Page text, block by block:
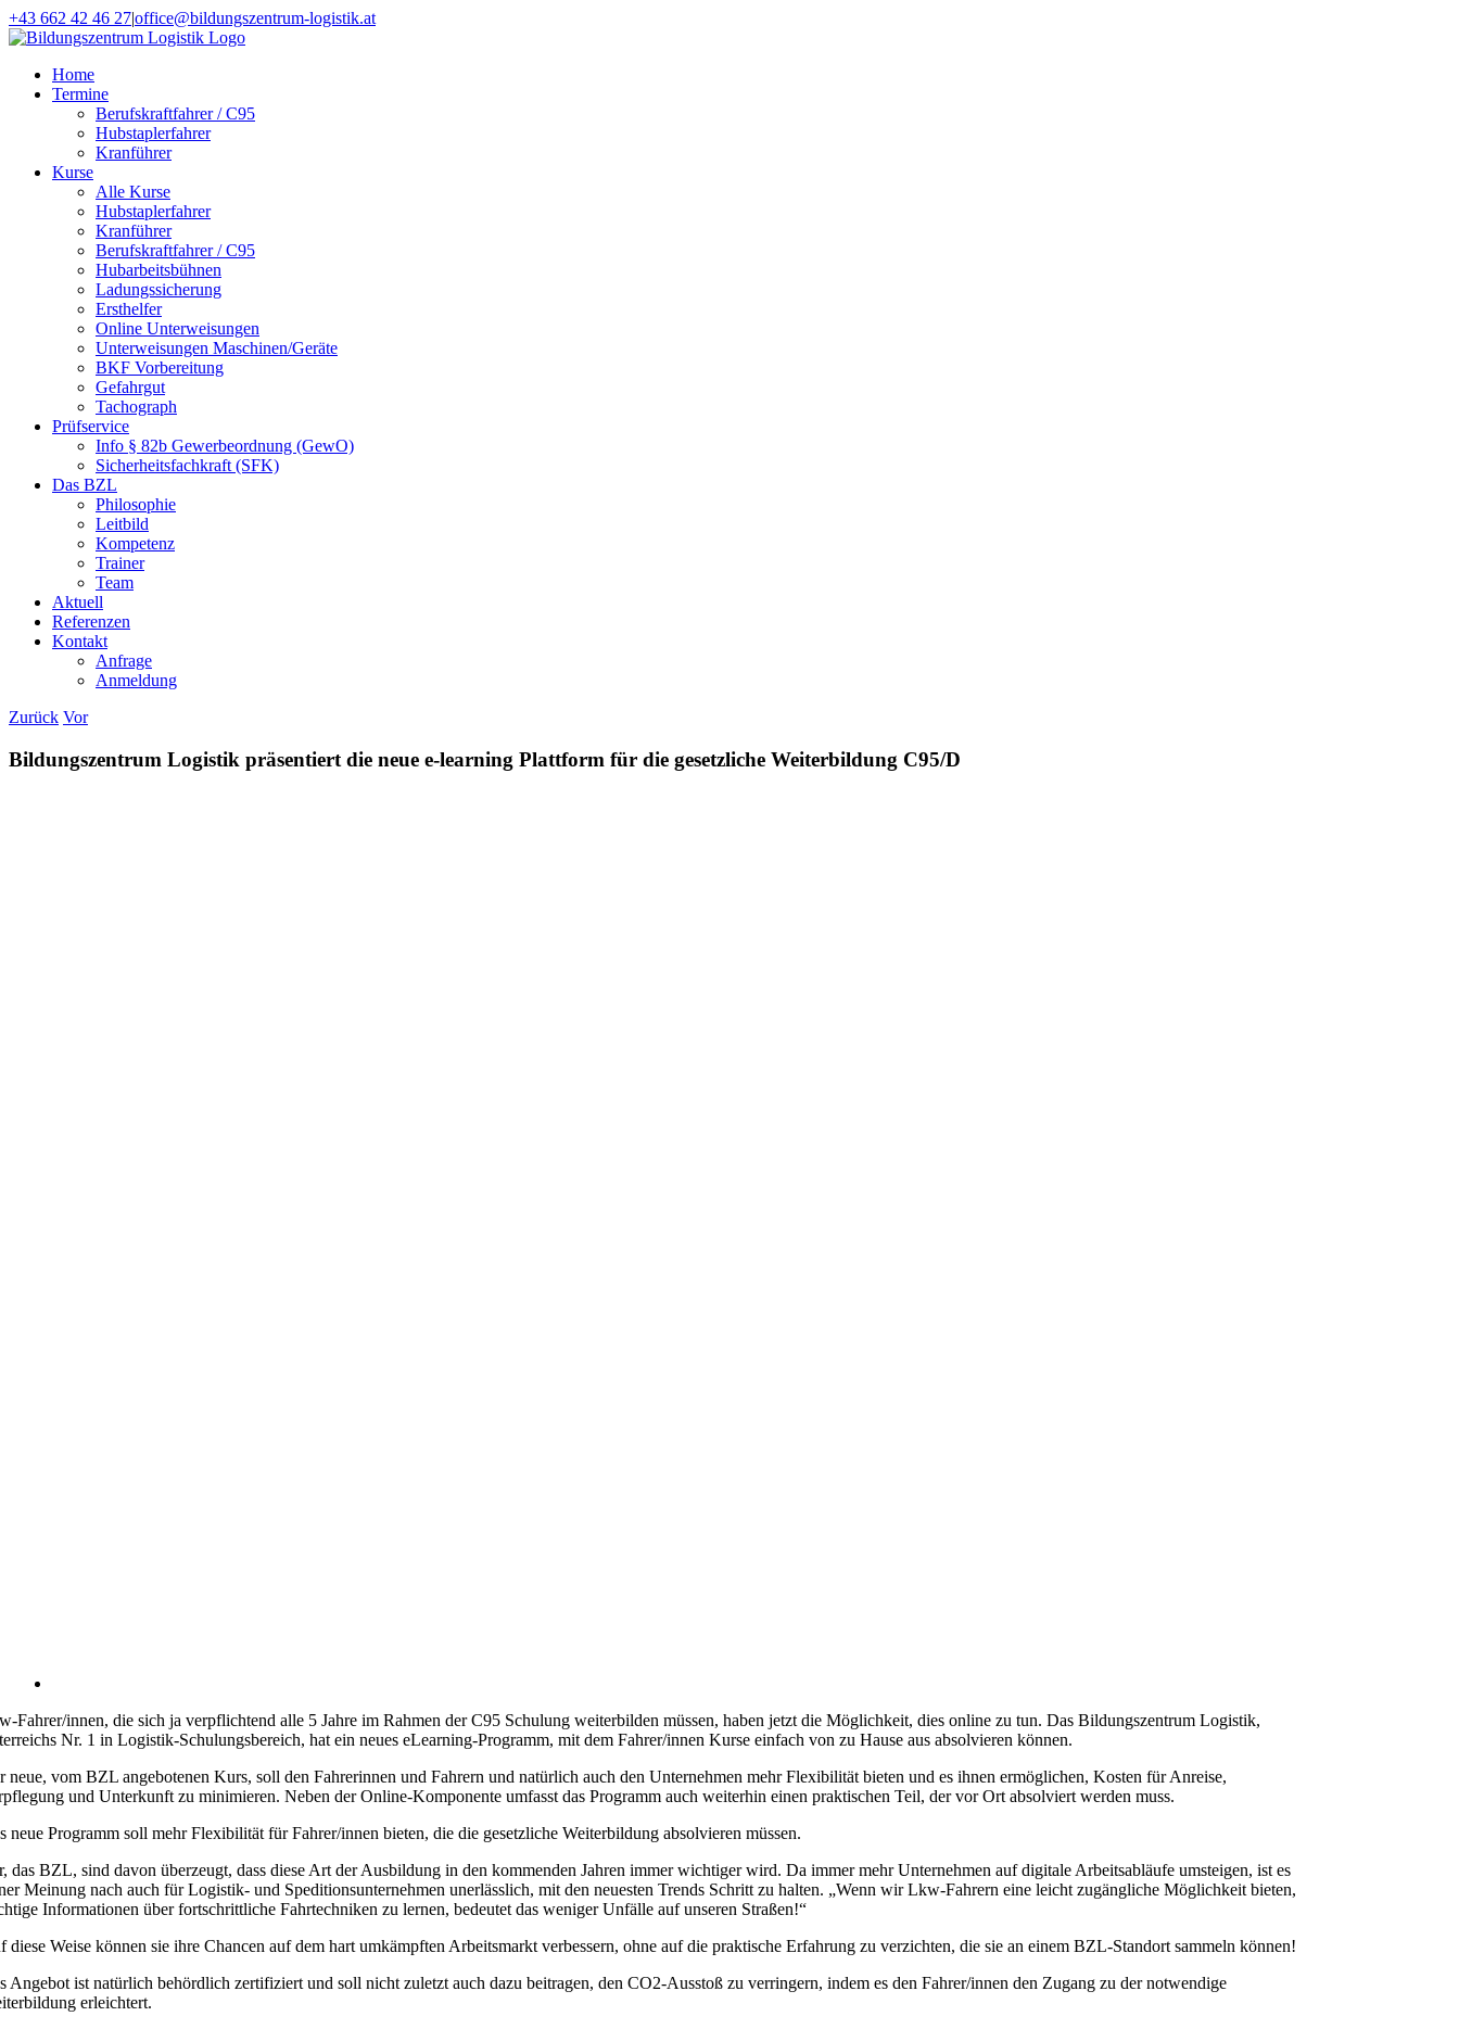
Zum
Inhalt
+43 662 42 46 27|office@bildungszentrum-logistik.at
Facebook
E-
Home
Termine
Berufskraftfahrer / C95
Hubstaplerfahrer
Kranführer
Kurse
Alle Kurse
Hubstaplerfahrer
Kranführer
Berufskraftfahrer / C95
Hubarbeitsbühnen
Ladungssicherung
Ersthelfer
Online Unterweisungen
Unterweisungen Maschinen/Geräte
BKF Vorbereitung
Gefahrgut
Tachograph
Prüfservice
Info § 82b Gewerbeordnung (GewO)
Sicherheitsfachkraft (SFK)
Das BZL
Philosophie
Leitbild
Kompetenz
Trainer
Team
Aktuell
Referenzen
Kontakt
Anfrage
Anmeldung
Zurück Vor
Bildungszentrum Logistik präsentiert die neue e-learning Plattform für die gesetzliche Weiterbildung C95/D
Fahrer/innen, die sich ja verpflichtend alle 5 Jahre im Rahmen der C95 Schulung weiterbilden müssen, haben jetzt die Möglichkeit, dies online zu tun. Das Bildungszentrum Logistik,
Nr. 1 in Logistik-Schulungsbereich, hat ein neues eLearning-Programm, mit dem Fahrer/innen Kurse einfach von zu Hause aus absolvieren können.
neue, vom BZL angebotenen Kurs, soll den Fahrerinnen und Fahrern und natürlich auch den Unternehmen mehr Flexibilität bieten und es ihnen ermöglichen, Kosten für Anreise,
und Unterkunft zu minimieren. Neben der Online-Komponente umfasst das Programm auch weiterhin einen praktischen Teil, der vor Ort absolviert werden muss.
neue Programm soll mehr Flexibilität für Fahrer/innen bieten, die die gesetzliche Weiterbildung absolvieren müssen.
das BZL, sind davon überzeugt, dass diese Art der Ausbildung in den kommenden Jahren immer wichtiger wird. Da immer mehr Unternehmen auf digitale Arbeitsabläufe umsteigen, ist es
Meinung nach auch für Logistik- und Speditionsunternehmen unerlässlich, mit den neuesten Trends Schritt zu halten. „Wenn wir Lkw-Fahrern eine leicht zugängliche Möglichkeit bieten,
Informationen über fortschrittliche Fahrtechniken zu lernen, bedeutet das weniger Unfälle auf unseren Straßen!“
diese Weise können sie ihre Chancen auf dem hart umkämpften Arbeitsmarkt verbessern, ohne auf die praktische Erfahrung zu verzichten, die sie an einem BZL-Standort sammeln können!
Angebot ist natürlich behördlich zertifiziert und soll nicht zuletzt auch dazu beitragen, den CO2-Ausstoß zu verringern, indem es den Fahrer/innen den Zugang zu der notwendige
erleichtert.